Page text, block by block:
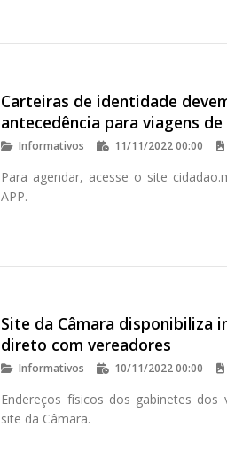
Carteiras de identidade
antecedência para viagens
Informativos 11/11/2022 00:00
Para agendar, acesse o site
APP.
Site da Câmara disponibiliza
direto com vereadores
Informativos 10/11/2022 00:00
Endereços físicos dos gabinetes dos
site da Câmara.